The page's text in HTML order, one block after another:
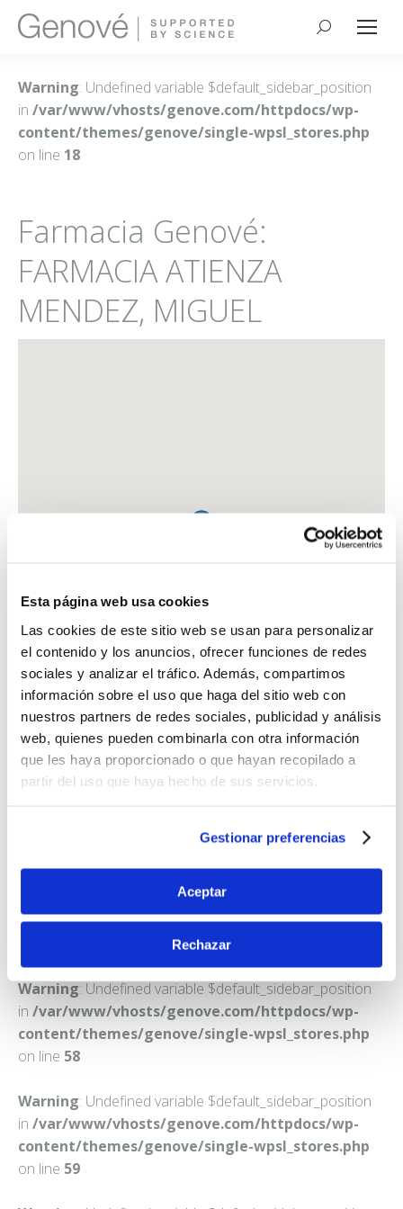
Esta página web usa cookies
Las cookies de este sitio web se usan para personalizar
el contenido y los anuncios, ofrecer funciones de redes
sociales y analizar el tráfico. Además, compartimos
información sobre el uso que haga del sitio web con
nuestros partners de redes sociales, publicidad y análisis
web, quienes pueden combinarla con otra información
que les haya proporcionado o que hayan recopilado a
partir del uso que haya hecho de sus servicios.
Gestionar preferencias
Aceptar
Rechazar
Buscar:
Warning: Undefined variable $default_sidebar_position
in /var/www/vhosts/genove.com/httpdocs/wp-
content/themes/genove/single-wpsl_stores.php
on line 18
Farmacia Genové:
FARMACIA ATIENZA
MENDEZ, MIGUEL
FARMACIA ATIENZA MENDEZ, MIGUEL
C. LARGA, 68
Warning: Undefined variable $default_sidebar_position
in /var/www/vhosts/genove.com/httpdocs/wp-
content/themes/genove/single-wpsl_stores.php
on line 58
Warning: Undefined variable $default_sidebar_position
in /var/www/vhosts/genove.com/httpdocs/wp-
content/themes/genove/single-wpsl_stores.php
on line 59